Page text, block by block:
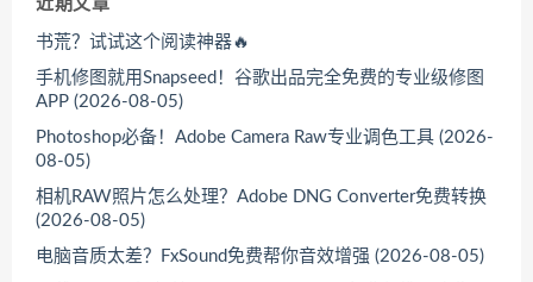
近期文章
书荒？试试这个阅读神器🔥
手机修图就用Snapseed！谷歌出品完全免费的专业级修图
APP (2026-08-05)
Photoshop必备！Adobe Camera Raw专业调色工具 (2026-
08-05)
相机RAW照片怎么处理？Adobe DNG Converter免费转换
(2026-08-05)
电脑音质太差？FxSound免费帮你音效增强 (2026-08-05)